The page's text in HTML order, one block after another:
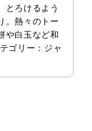
とろけるよう
。熱々のトー
や白玉など和
ゴリー：ジャ